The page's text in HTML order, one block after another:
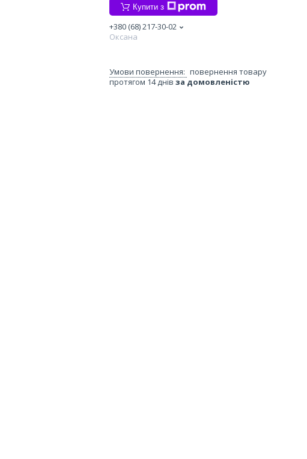
Купити з
+380 (68) 217-30-02
Оксана
повернення товару
протягом 14 днів за домовленістю